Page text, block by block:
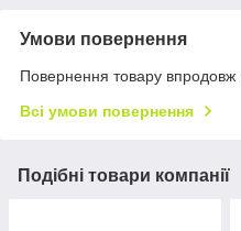
Умови повернення
Повернення товару впродовж
Всі умови повернення
Подібні товари компанії